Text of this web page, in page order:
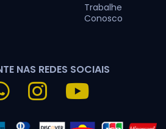
Trabalhe
Conosco
NAS REDES SOCIAIS